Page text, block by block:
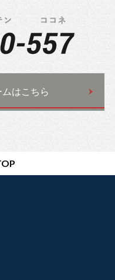
はこちら